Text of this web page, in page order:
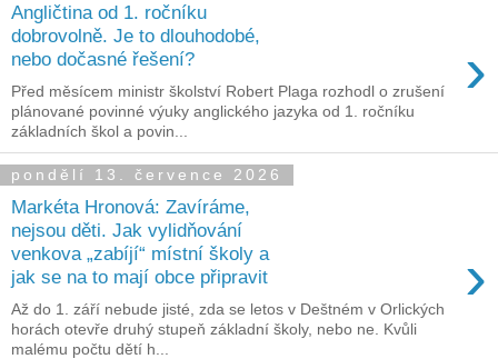
Angličtina od 1. ročníku
dobrovolně. Je to dlouhodobé,
nebo dočasné řešení?
›
Před měsícem ministr školství Robert Plaga rozhodl o zrušení
plánované povinné výuky anglického jazyka od 1. ročníku
základních škol a povin...
pondělí 13. července 2026
Markéta Hronová: Zavíráme,
nejsou děti. Jak vylidňování
venkova „zabíjí“ místní školy a
jak se na to mají obce připravit
›
Až do 1. září nebude jisté, zda se letos v Deštném v Orlických
horách otevře druhý stupeň základní školy, nebo ne. Kvůli
malému počtu dětí h...